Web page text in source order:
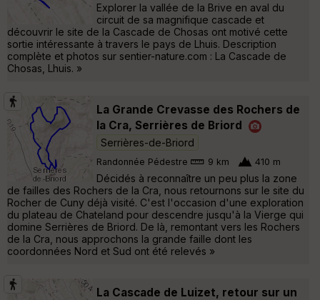
Explorer la vallée de la Brive en aval du
circuit de sa magnifique cascade et
découvrir le site de la Cascade de Chosas ont motivé cette
sortie intéressante à travers le pays de Lhuis. Description
complète et photos sur sentier-nature.com : La Cascade de
Chosas, Lhuis. »
La Grande Crevasse des Rochers de
la Cra, Serrières de Briord
Serrières-de-Briord
Randonnée Pédestre 9 km 410 m
Décidés à reconnaître un peu plus la zone
de failles des Rochers de la Cra, nous retournons sur le site du
Rocher de Cuny déjà visité. C'est l'occasion d'une exploration
du plateau de Chateland pour descendre jusqu'à la Vierge qui
domine Serrières de Briord. De là, remontant vers les Rochers
de la Cra, nous approchons la grande faille dont les
coordonnées Nord et Sud ont été relevés »
La Cascade de Luizet, retour sur un